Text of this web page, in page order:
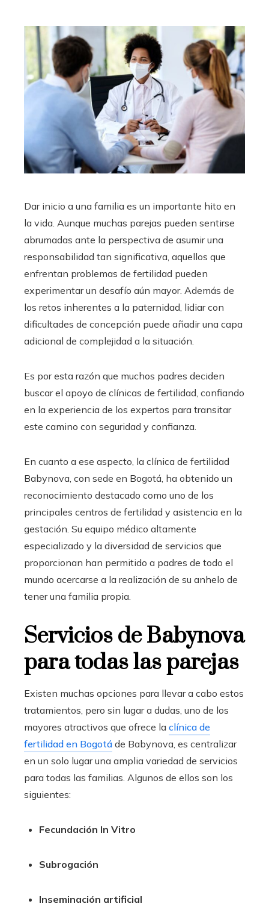
Dar inicio a una familia es un importante hito en
la vida. Aunque muchas parejas pueden sentirse
abrumadas ante la perspectiva de asumir una
responsabilidad tan significativa, aquellos que
enfrentan problemas de fertilidad pueden
experimentar un desafío aún mayor. Además de
los retos inherentes a la paternidad, lidiar con
dificultades de concepción puede añadir una capa
adicional de complejidad a la situación.
Es por esta razón que muchos padres deciden
buscar el apoyo de clínicas de fertilidad, confiando
en la experiencia de los expertos para transitar
este camino con seguridad y confianza.
En cuanto a ese aspecto, la clínica de fertilidad
Babynova, con sede en Bogotá, ha obtenido un
reconocimiento destacado como uno de los
principales centros de fertilidad y asistencia en la
gestación. Su equipo médico altamente
especializado y la diversidad de servicios que
proporcionan han permitido a padres de todo el
mundo acercarse a la realización de su anhelo de
tener una familia propia.
Servicios de Babynova
para todas las parejas
Existen muchas opciones para llevar a cabo estos
tratamientos, pero sin lugar a dudas, uno de los
mayores atractivos que ofrece la clínica de
fertilidad en Bogotá de Babynova, es centralizar
en un solo lugar una amplia variedad de servicios
para todas las familias. Algunos de ellos son los
siguientes:
Fecundación In Vitro
Subrogación
Inseminación artificial